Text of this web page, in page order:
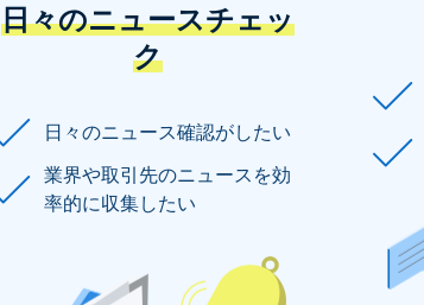
日々のニュースチェッ
ク
日々のニュース確認がしたい
業界や取引先のニュースを効
率的に収集したい